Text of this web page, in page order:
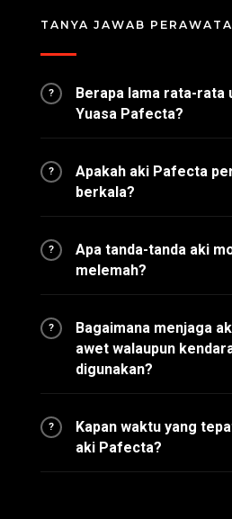
TANYA JAWAB
?
Berapa lama rata-rata
Yuasa Pafecta?
?
Apakah aki Pafecta
berkala?
?
Apa tanda-tanda aki
melemah?
?
Bagaimana menjaga
awet walaupun
digunakan?
?
Kapan waktu yang
aki Pafecta?